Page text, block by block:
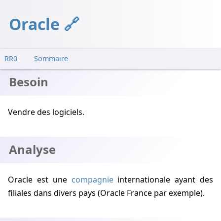
Oracle
RR0 Sommaire
Besoin
Vendre des logiciels.
Analyse
Oracle est une compagnieinternationale ayant des
filiales dans divers pays (Oracle France par exemple).